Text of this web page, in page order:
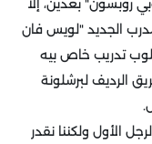
الجديد "لويس فان
تدريب خاص بيه
الرديف لبرشلونة
الأول ولكننا نقدر